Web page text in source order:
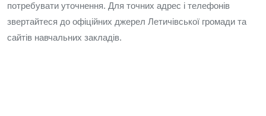
потребувати уточнення. Для точних адрес і телефонів
звертайтеся до офіційних джерел Летичівської громади та
сайтів навчальних закладів.